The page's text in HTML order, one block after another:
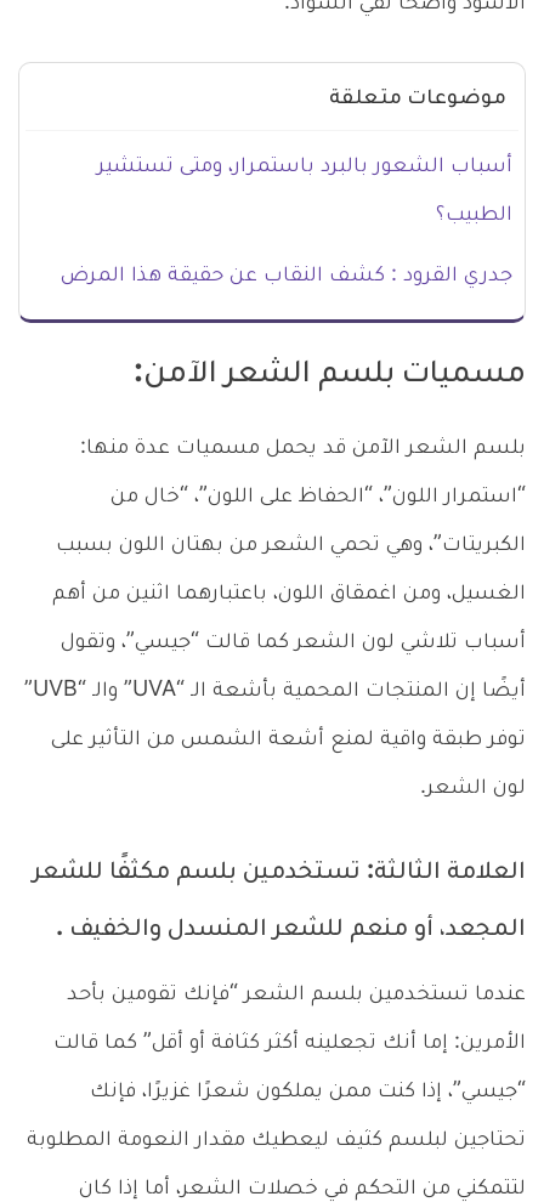
موضوعات متعلقة
أسباب الشعور بالبرد باستمرار، ومتى تستشير
الطبيب؟
جدري القرود : كشف النقاب عن حقيقة هذا المرض
مسميات بلسم الشعر الآمن:
بلسم الشعر الآمن قد يحمل مسميات عدة منها:
“استمرار اللون”، “الحفاظ على اللون”، “خال من
الكبريتات”، وهي تحمي الشعر من بهتان اللون بسبب
الغسيل، ومن اغمقاق اللون، باعتبارهما اثنين من أهم
أسباب تلاشي لون الشعر كما قالت “جيسي”، وتقول
أيضًا إن المنتجات المحمية بأشعة الـ “UVA” والـ “UVB”
توفر طبقة واقية لمنع أشعة الشمس من التأثير على
لون الشعر.
العلامة الثالثة: تستخدمين بلسم مكثفًا للشعر
المجعد، أو منعم للشعر المنسدل والخفيف .
عندما تستخدمين بلسم الشعر “فإنك تقومين بأحد
الأمرين: إما أنك تجعلينه أكثر كثافة أو أقل” كما قالت
“جيسي”، إذا كنت ممن يملكون شعرًا غزيرًا، فإنك
تحتاجين لبلسم كثيف ليعطيك مقدار النعومة المطلوبة
لتتمكني من التحكم في خصلات الشعر، أما إذا كان